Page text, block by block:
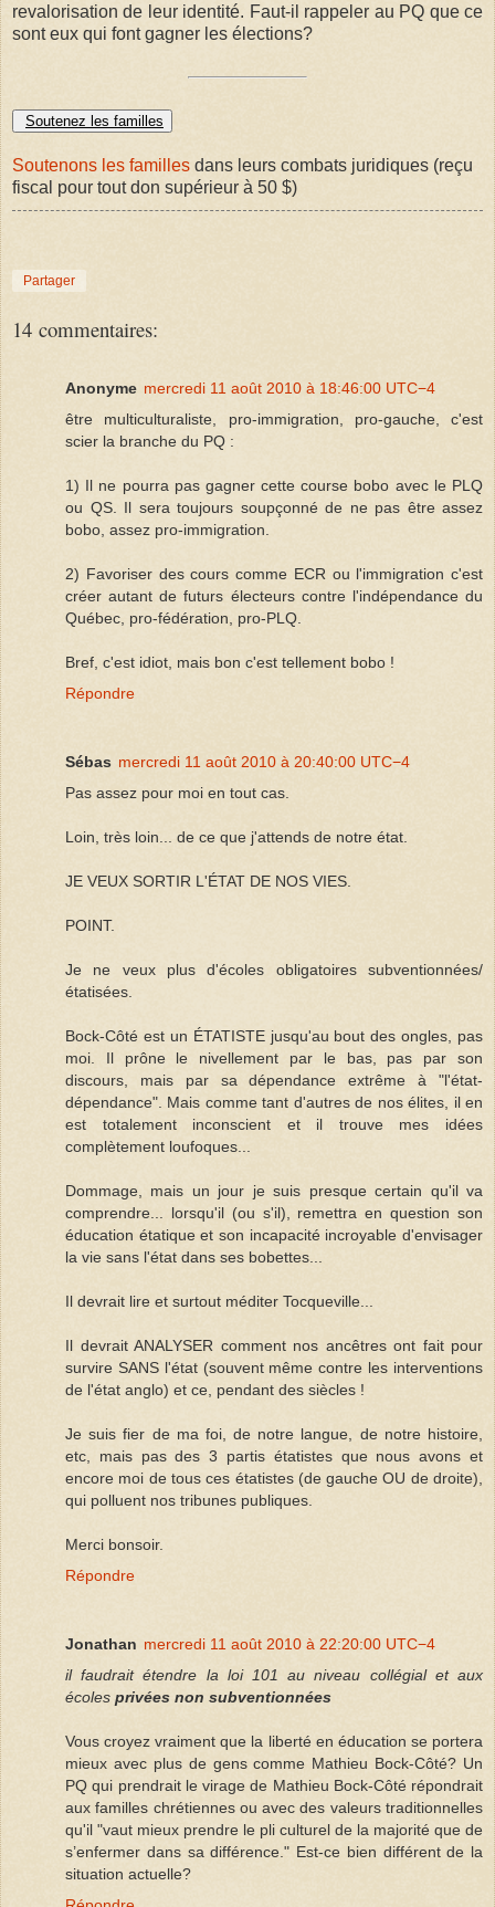
revalorisation de leur identité. Faut-il rappeler au PQ que ce
sont eux qui font gagner les élections?
Soutenez les familles
Soutenons les familles dans leurs combats juridiques (reçu
fiscal pour tout don supérieur à 50 $)
Partager
14 commentaires:
Anonyme mercredi 11 août 2010 à 18:46:00 UTC−4
être multiculturaliste, pro-immigration, pro-gauche, c'est
scier la branche du PQ :
1) Il ne pourra pas gagner cette course bobo avec le PLQ
ou QS. Il sera toujours soupçonné de ne pas être assez
bobo, assez pro-immigration.
2) Favoriser des cours comme ECR ou l'immigration c'est
créer autant de futurs électeurs contre l'indépendance du
Québec, pro-fédération, pro-PLQ.
Bref, c'est idiot, mais bon c'est tellement bobo !
Répondre
Sébas mercredi 11 août 2010 à 20:40:00 UTC−4
Pas assez pour moi en tout cas.
Loin, très loin... de ce que j'attends de notre état.
JE VEUX SORTIR L'ÉTAT DE NOS VIES.
POINT.
Je ne veux plus d'écoles obligatoires subventionnées/
étatisées.
Bock-Côté est un ÉTATISTE jusqu'au bout des ongles, pas
moi. Il prône le nivellement par le bas, pas par son
discours, mais par sa dépendance extrême à "l'état-
dépendance". Mais comme tant d'autres de nos élites, il en
est totalement inconscient et il trouve mes idées
complètement loufoques...
Dommage, mais un jour je suis presque certain qu'il va
comprendre... lorsqu'il (ou s'il), remettra en question son
éducation étatique et son incapacité incroyable d'envisager
la vie sans l'état dans ses bobettes...
Il devrait lire et surtout méditer Tocqueville...
Il devrait ANALYSER comment nos ancêtres ont fait pour
survire SANS l'état (souvent même contre les interventions
de l'état anglo) et ce, pendant des siècles !
Je suis fier de ma foi, de notre langue, de notre histoire,
etc, mais pas des 3 partis étatistes que nous avons et
encore moi de tous ces étatistes (de gauche OU de droite),
qui polluent nos tribunes publiques.
Merci bonsoir.
Répondre
Jonathan mercredi 11 août 2010 à 22:20:00 UTC−4
il faudrait étendre la loi 101 au niveau collégial et aux
écoles privées non subventionnées
Vous croyez vraiment que la liberté en éducation se portera
mieux avec plus de gens comme Mathieu Bock-Côté? Un
PQ qui prendrait le virage de Mathieu Bock-Côté répondrait
aux familles chrétiennes ou avec des valeurs traditionnelles
qu'il "vaut mieux prendre le pli culturel de la majorité que de
s’enfermer dans sa différence." Est-ce bien différent de la
situation actuelle?